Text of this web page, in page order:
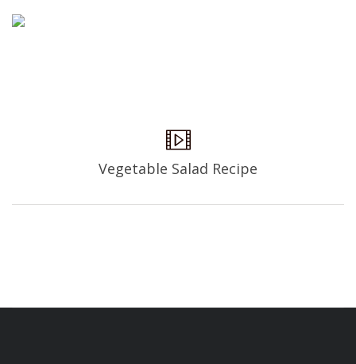
Vegetable Salad Recipe